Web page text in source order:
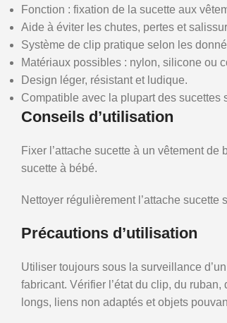
Fonction : fixation de la sucette aux
Aide à éviter les chutes, pertes et
Système de clip pratique selon les
Matériaux possibles : nylon, silicone ou
Design léger, résistant et ludique.
Compatible avec la plupart des sucettes
Conseils d’utilisation
Fixer l’attache sucette à un vêtement
sucette à bébé.
Nettoyer régulièrement l’attache
Précautions d’utilisation
Utiliser toujours sous la surveillance
fabricant. Vérifier l’état du clip, du
longs, liens non adaptés et objets